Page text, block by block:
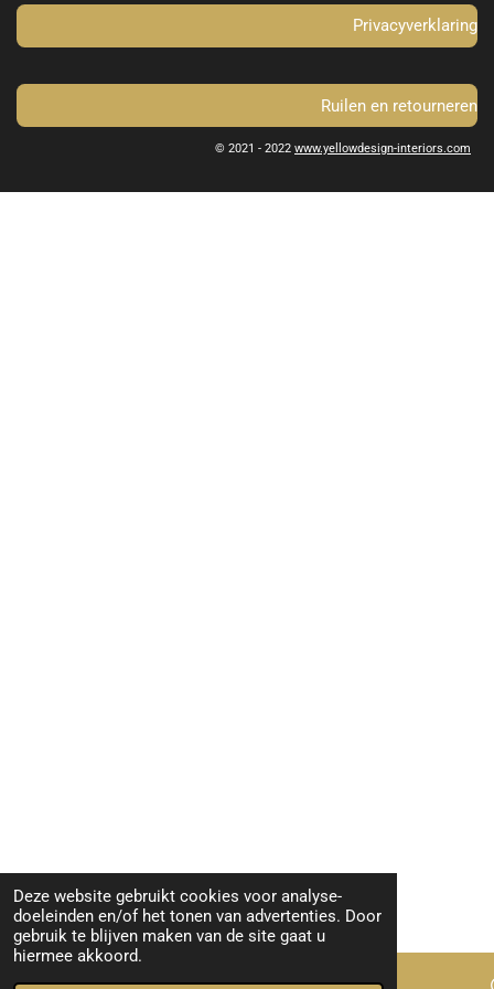
Deze website gebruikt cookies voor analyse-
doeleinden en/of het tonen van advertenties. Door
gebruik te blijven maken van de site gaat u
hiermee akkoord.
Privacyverklaring
Ruilen en retourneren
© 2021 - 2022 www.yellowdesign-interiors.com